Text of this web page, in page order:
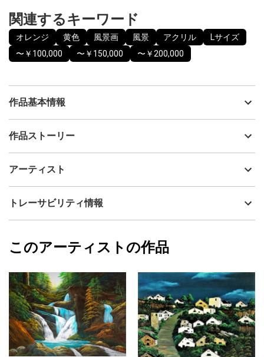
関連するキーワード
オレンジ 黄色 風景画 風景 アクリル
Lサイズ
〜￥100,000
〜￥150,000 〜￥200,000
作品基本情報
出品者
制作年
アクリル
カラー
オレンジ
ジャンル
風景画
配送目安
二週間以内
作品ストーリー
アーティスト
Issey
フォローする
トレーサビリティ情報
Issey
このアーティストの作品